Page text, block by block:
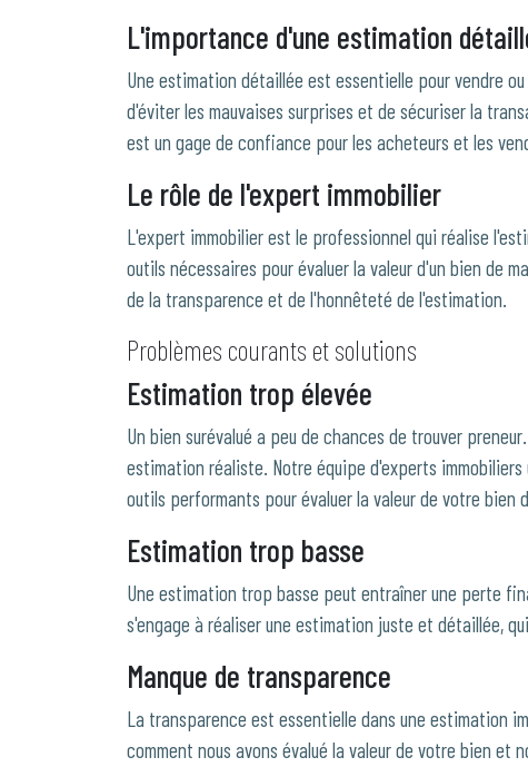
L'importance d'une estimation
Une estimation détaillée est essentielle pour vendre
d'éviter les mauvaises surprises et de sécuriser la
est un gage de confiance pour les acheteurs et les
Le rôle de l'expert immobilier
L'expert immobilier est le professionnel qui réalise
outils nécessaires pour évaluer la valeur d'un bien de
de la transparence et de l'honnêteté de l'estimation.
Problèmes courants et solutions
Estimation trop élevée
Un bien surévalué a peu de chances de trouver
estimation réaliste. Notre équipe d'experts
outils performants pour évaluer la valeur de votre
Estimation trop basse
Une estimation trop basse peut entraîner une perte
s'engage à réaliser une estimation juste et détaillée,
Manque de transparence
La transparence est essentielle dans une estimation
comment nous avons évalué la valeur de votre bien et